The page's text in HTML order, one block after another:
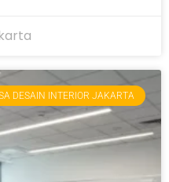
DESAIN INTERIOR JAKARTA